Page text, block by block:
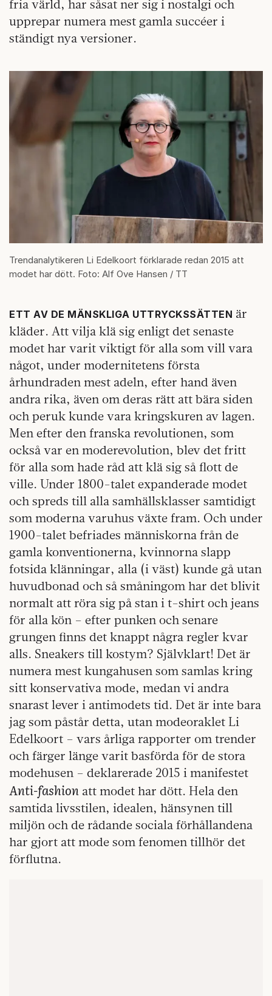
fria värld, har såsat ner sig i nostalgi och
upprepar numera mest gamla succéer i
ständigt nya versioner.
Trendanalytikeren Li Edelkoort förklarade redan 2015 att
modet har dött. Foto: Alf Ove Hansen / TT
ETT AV DE MÄNSKLIGA UTTRYCKSSÄTTEN är
kläder. Att vilja klä sig enligt det senaste
modet har varit viktigt för alla som vill vara
något, under modernitetens första
århundraden mest adeln, efter hand även
andra rika, även om deras rätt att bära siden
och peruk kunde vara kringskuren av lagen.
Men efter den franska revolutionen, som
också var en moderevolution, blev det fritt
för alla som hade råd att klä sig så flott de
ville. Under 1800-talet expanderade modet
och spreds till alla samhällsklasser samtidigt
som moderna varuhus växte fram. Och under
1900-talet befriades människorna från de
gamla konventionerna, kvinnorna slapp
fotsida klänningar, alla (i väst) kunde gå utan
huvudbonad och så småningom har det blivit
normalt att röra sig på stan i t-shirt och jeans
för alla kön – efter punken och senare
grungen finns det knappt några regler kvar
alls. Sneakers till kostym? Självklart! Det är
numera mest kungahusen som samlas kring
sitt konservativa mode, medan vi andra
snarast lever i antimodets tid. Det är inte bara
jag som påstår detta, utan modeoraklet Li
Edelkoort – vars årliga rapporter om trender
och färger länge varit basförda för de stora
modehusen – deklarerade 2015 i manifestet
Anti-fashion att modet har dött. Hela den
samtida livsstilen, idealen, hänsynen till
miljön och de rådande sociala förhållandena
har gjort att mode som fenomen tillhör det
förflutna.